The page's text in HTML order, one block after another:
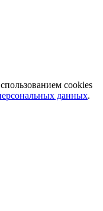
cookies
данных.